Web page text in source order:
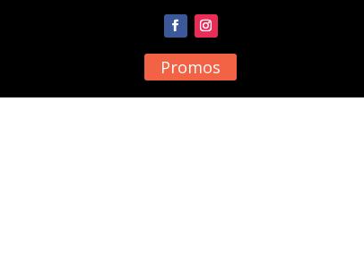
Promos